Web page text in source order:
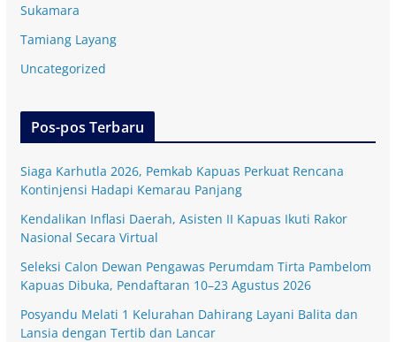
Sukamara
Tamiang Layang
Uncategorized
Pos-pos Terbaru
Siaga Karhutla 2026, Pemkab Kapuas Perkuat Rencana
Kontinjensi Hadapi Kemarau Panjang
Kendalikan Inflasi Daerah, Asisten II Kapuas Ikuti Rakor
Nasional Secara Virtual
Seleksi Calon Dewan Pengawas Perumdam Tirta Pambelom
Kapuas Dibuka, Pendaftaran 10–23 Agustus 2026
Posyandu Melati 1 Kelurahan Dahirang Layani Balita dan
Lansia dengan Tertib dan Lancar